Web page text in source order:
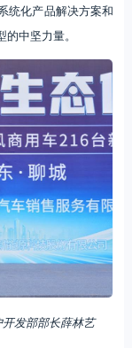
统化产品解决方案和
中坚力量。
发部部长薛林艺